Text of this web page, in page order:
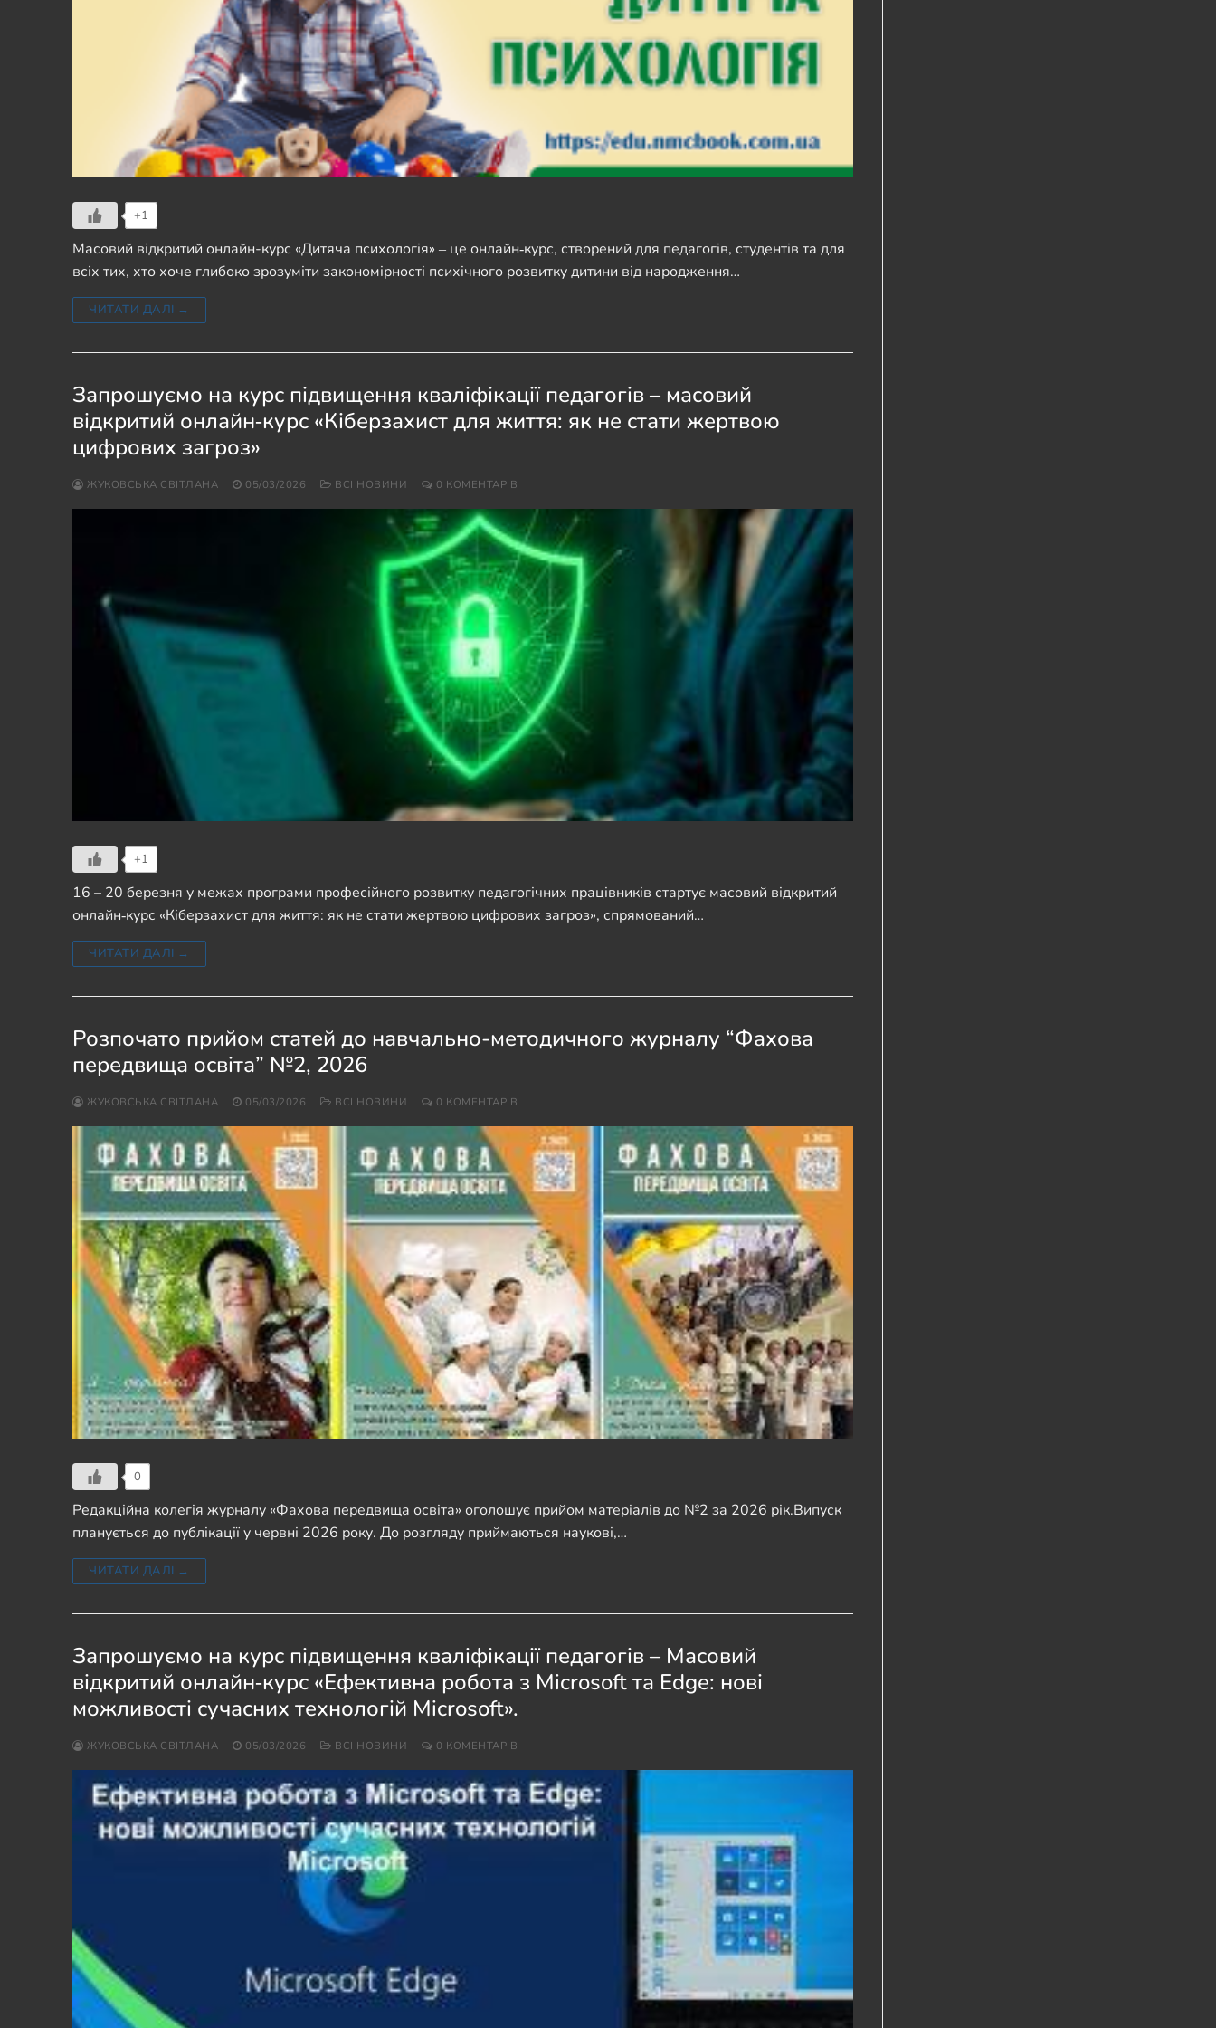
+1
Масовий відкритий онлайн-курс «Дитяча психологія» ‒ це онлайн‑курс, створений для педагогів, студентів та для
всіх тих, хто хоче глибоко зрозуміти закономірності психічного розвитку дитини від народження…
ЧИТАТИ ДАЛІ →
Запрошуємо на курс підвищення кваліфікації педагогів – масовий
відкритий онлайн‑курс «Кіберзахист для життя: як не стати жертвою
цифрових загроз»
ЖУКОВСЬКА СВІТЛАНА 05/03/2026 ВСІ НОВИНИ 0 КОМЕНТАРІВ
+1
16 – 20 березня у межах програми професійного розвитку педагогічних працівників стартує масовий відкритий
онлайн‑курс «Кіберзахист для життя: як не стати жертвою цифрових загроз», спрямований…
ЧИТАТИ ДАЛІ →
Розпочато прийом статей до навчально-методичного журналу “Фахова
передвища освіта” №2, 2026
ЖУКОВСЬКА СВІТЛАНА 05/03/2026 ВСІ НОВИНИ 0 КОМЕНТАРІВ
0
Редакційна колегія журналу «Фахова передвища освіта» оголошує прийом матеріалів до №2 за 2026 рік.Випуск
планується до публікації у червні 2026 року. До розгляду приймаються наукові,…
ЧИТАТИ ДАЛІ →
Запрошуємо на курс підвищення кваліфікації педагогів – Масовий
відкритий онлайн‑курс «Ефективна робота з Microsoft та Edge: нові
можливості сучасних технологій Microsoft».
ЖУКОВСЬКА СВІТЛАНА 05/03/2026 ВСІ НОВИНИ 0 КОМЕНТАРІВ